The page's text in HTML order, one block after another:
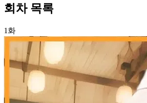
회차 목록
1화